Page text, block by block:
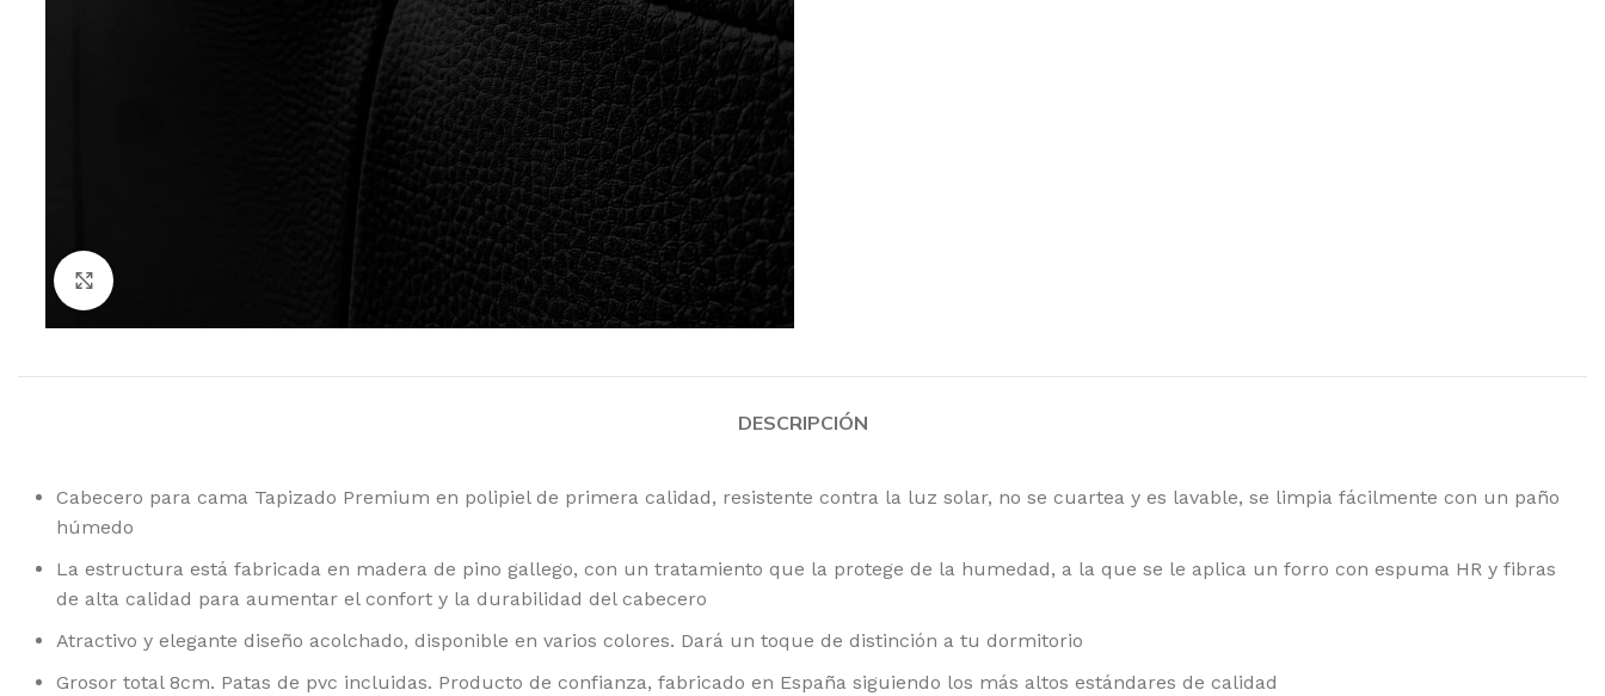
DESCRIPCIÓN
Cabecero para cama Tapizado Premium en polipiel de primera calidad, resistente contra la luz solar, no se cuartea y es lavable, se limpia fácilmente con un paño
húmedo
La estructura está fabricada en madera de pino gallego, con un tratamiento que la protege de la humedad, a la que se le aplica un forro con espuma HR y fibras
de alta calidad para aumentar el confort y la durabilidad del cabecero
Atractivo y elegante diseño acolchado, disponible en varios colores. Dará un toque de distinción a tu dormitorio
Grosor total 8cm. Patas de pvc incluidas. Producto de confianza, fabricado en España siguiendo los más altos estándares de calidad